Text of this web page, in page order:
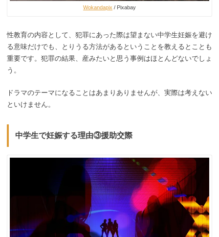
Wokandapix / Pixabay
性教育の内容として、犯罪にあった際は望まない中学生妊娠を避け
る意味だけでも、とりうる方法があるということを教えるとことも
重要です。犯罪の結果、産みたいと思う事例はほとんどないでしょ
う。
ドラマのテーマになることはあまりありませんが、実際は考えない
といけません。
中学生で妊娠する理由③援助交際